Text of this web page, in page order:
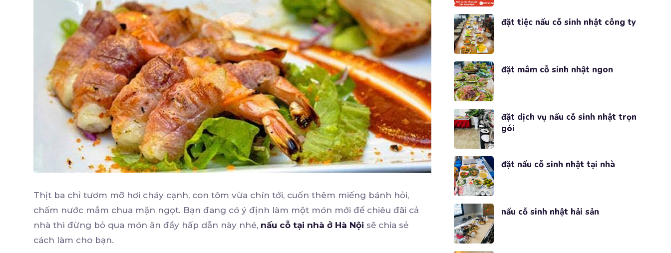
Thịt ba chỉ tươm mỡ hơi cháy cạnh, con tôm vừa chín tới, cuốn thêm miếng bánh hỏi,
chấm nước mắm chua mặn ngọt. Bạn đang có ý định làm một món mới để chiêu đãi cả
nhà thì đừng bỏ qua món ăn đầy hấp dẫn này nhé, nấu cỗ tại nhà ở Hà Nội sẽ chia sẻ
cách làm cho bạn.
đặt tiệc nấu cỗ sinh nhật công ty
đặt mâm cỗ sinh nhật ngon
đặt dịch vụ nấu cỗ sinh nhật trọn
gói
đặt nấu cỗ sinh nhật tại nhà
nấu cỗ sinh nhật hải sản